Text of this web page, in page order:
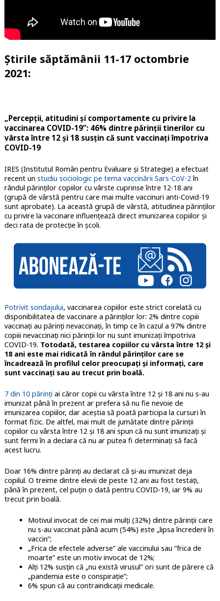
Știrile săptămânii 11-17 octombrie
2021:
„Percepții, atitudini și comportamente cu privire la
vaccinarea COVID-19”: 46% dintre părinții tinerilor cu
vârsta între 12 și 18 susțin că sunt vaccinați împotriva
COVID-19
IRES (Institutul Român pentru Evaluare și Strategie) a efectuat
recent un studiu sociologic pe tema vaccinării Sars-CoV-2 în
rândul părinților copiilor cu vârste cuprinse între 12-18 ani
(grupă de vârstă pentru care mai multe vaccinuri anti-Covid-19
sunt aprobate). La această grupă de vârstă, atitudinea părinților
cu privire la vaccinare influențează direct imunizarea copiilor și
deci rata de protecție în școli.
Potrivit sondajului, vaccinarea copiilor este strict corelată cu
disponibilitatea de vaccinare a părinților lor: 2% dintre copiii
vaccinați au părinți nevaccinați, în timp ce în cazul a 97% dintre
copiii nevaccinați nici părinții lor nu sunt imunizați împotriva
COVID-19. Totodată, testarea copiilor cu vârsta între 12 și
18 ani este mai ridicată în rândul părinților care se
încadrează în profilul celor preocupați și informați, care
sunt vaccinați sau au trecut prin boală.
7 din 10 părinți ai căror copii cu vârsta între 12 și 18 ani nu s-au
imunizat până în prezent ar prefera să nu fie nevoie de
imunizarea copiilor, dar aceștia să poată participa la cursuri în
format fizic. De altfel, mai mult de jumătate dintre părinții
copiilor cu vârsta între 12 și 18 ani spun că nu sunt imunizați și
sunt fermi în a declara că nu ar putea fi determinați să facă
acest lucru.
Doar 16% dintre părinți au declarat că și-au imunizat deja
copilul. O treime dintre elevii de peste 12 ani au fost testați,
până în prezent, cel puțin o dată pentru COVID-19, iar 9% au
trecut prin boală.
Motivul invocat de cei mai mulți (32%) dintre părinții care
nu s-au vaccinat până acum (54%) este „lipsa încrederii în
vaccin”;
„Frica de efectele adverse” ale vaccinului sau ”frica de
moarte” este un motiv invocat de 12%;
Alți 12% susțin că „nu există virusul” ori sunt de părere că
„pandemia este o conspirație”;
6% spun că au contraindicații medicale.